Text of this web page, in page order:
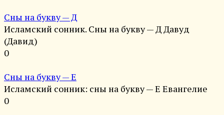
Сны на букву — Д
Исламский сонник. Сны на букву — Д Давуд
(Давид)
0
Сны на букву — Е
Исламский сонник: сны на букву — Е Евангелие
0